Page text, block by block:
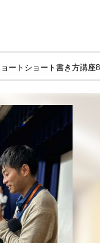
ートショート書き方講座